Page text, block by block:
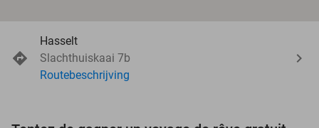
Hasselt
Slachthuiskaai 7b
Routebeschrijving